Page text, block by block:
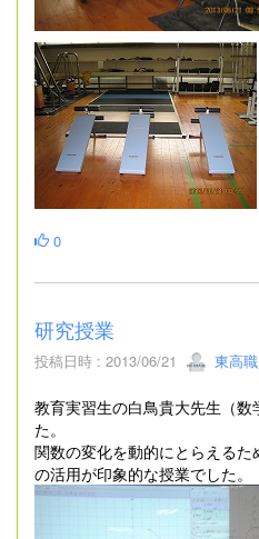
0
研究授業
投稿日時 : 2013/06/21 東高
教育実習生の白鳥貴大先生（
た。
関数の変化を動的にとらえるた
の活用が印象的な授業でした。